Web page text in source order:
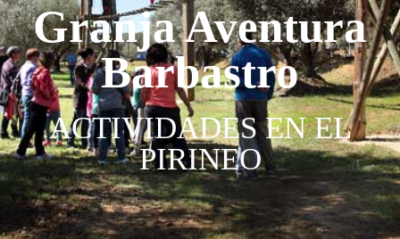
Granja Aventura
Barbastro
ACTIVIDADES EN EL
PIRINEO